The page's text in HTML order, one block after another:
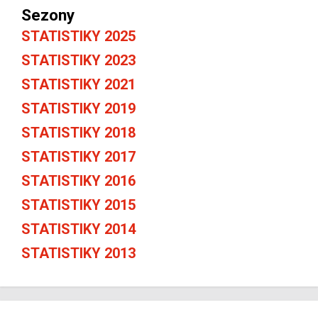
Sezony
STATISTIKY 2025
STATISTIKY 2023
STATISTIKY 2021
STATISTIKY 2019
STATISTIKY 2018
STATISTIKY 2017
STATISTIKY 2016
STATISTIKY 2015
STATISTIKY 2014
STATISTIKY 2013